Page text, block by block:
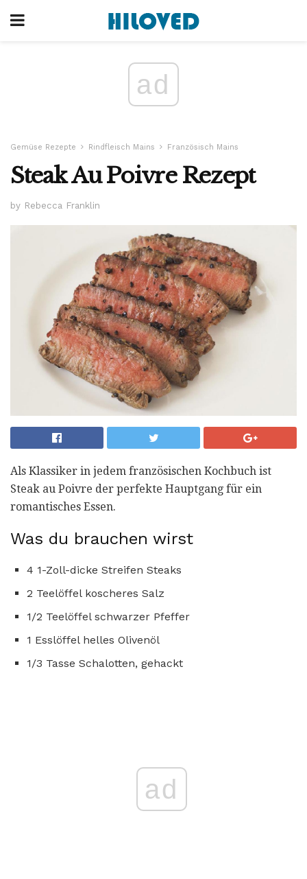
ad
Gemüse Rezepte Rindfleisch Mains Französisch Mains
Steak Au Poivre Rezept
by Rebecca Franklin
Als Klassiker in jedem französischen Kochbuch ist
Steak au Poivre der perfekte Hauptgang für ein
romantisches Essen.
Was du brauchen wirst
4 1-Zoll-dicke Streifen Steaks
2 Teelöffel koscheres Salz
1/2 Teelöffel schwarzer Pfeffer
1 Esslöffel helles Olivenöl
1/3 Tasse Schalotten, gehackt
ad